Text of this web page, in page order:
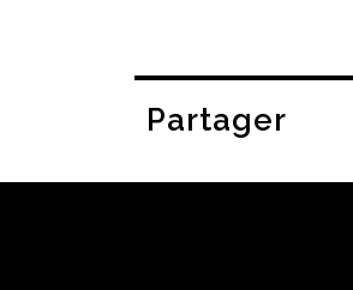
Partager